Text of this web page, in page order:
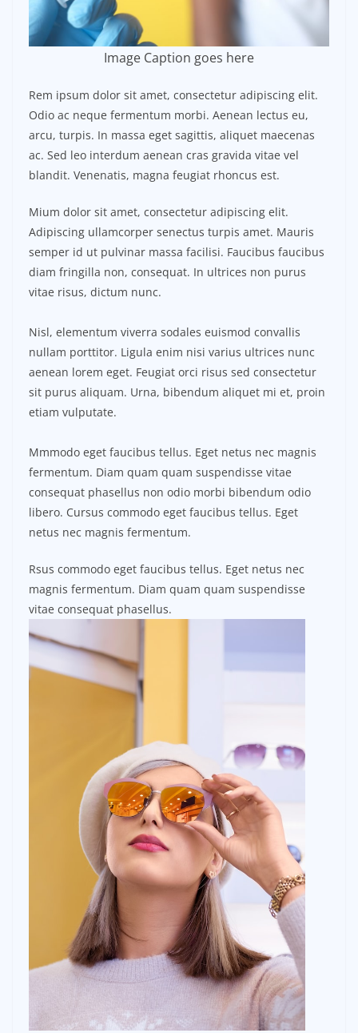
Image Caption goes here
Rem ipsum dolor sit amet, consectetur adipiscing elit.
Odio ac neque fermentum morbi. Aenean lectus eu,
arcu, turpis. In massa eget sagittis, aliquet maecenas
ac. Sed leo interdum aenean cras gravida vitae vel
blandit. Venenatis, magna feugiat rhoncus est.
Mium dolor sit amet, consectetur adipiscing elit.
Adipiscing ullamcorper senectus turpis amet. Mauris
semper id ut pulvinar massa facilisi. Faucibus faucibus
diam fringilla non, consequat. In ultrices non purus
vitae risus, dictum nunc.
Nisl, elementum viverra sodales euismod convallis
nullam porttitor. Ligula enim nisi varius ultrices nunc
aenean lorem eget. Feugiat orci risus sed consectetur
sit purus aliquam. Urna, bibendum aliquet mi et, proin
etiam vulputate.
Mmmodo eget faucibus tellus. Eget netus nec magnis
fermentum. Diam quam quam suspendisse vitae
consequat phasellus non odio morbi bibendum odio
libero. Cursus commodo eget faucibus tellus. Eget
netus nec magnis fermentum.
Rsus commodo eget faucibus tellus. Eget netus nec
magnis fermentum. Diam quam quam suspendisse
vitae consequat phasellus.